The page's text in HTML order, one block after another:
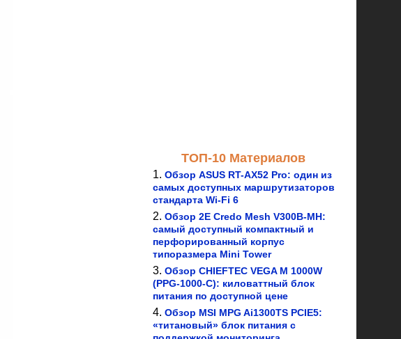
ТОП-10 Материалов
Обзор ASUS RT-AX52 Pro: один из
самых доступных маршрутизаторов
стандарта Wi-Fi 6
Обзор 2E Credo Mesh V300B-MH:
самый доступный компактный и
перфорированный корпус
типоразмера Mini Tower
Обзор CHIEFTEC VEGA M 1000W
(PPG-1000-C): киловаттный блок
питания по доступной цене
Обзор MSI MPG Ai1300TS PCIE5:
«титановый» блок питания с